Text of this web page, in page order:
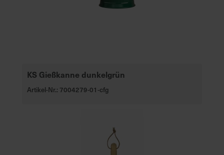
KS Gießkanne dunkelgrün
Artikel-Nr.: 7004279-01-cfg